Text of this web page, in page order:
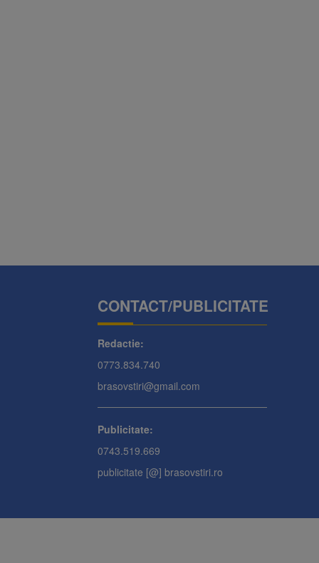
CONTACT/PUBLICITATE
Redactie:
0773.834.740
brasovstiri@gmail.com
Publicitate:
0743.519.669
publicitate [@] brasovstiri.ro